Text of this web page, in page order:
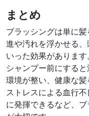
まとめ
ブラッシングは単に
進や汚れを浮かせる
いった効果があります。
シャンプー前にする
環境が整い、健康な髪
ストレスによる血行
に発揮できるなど、